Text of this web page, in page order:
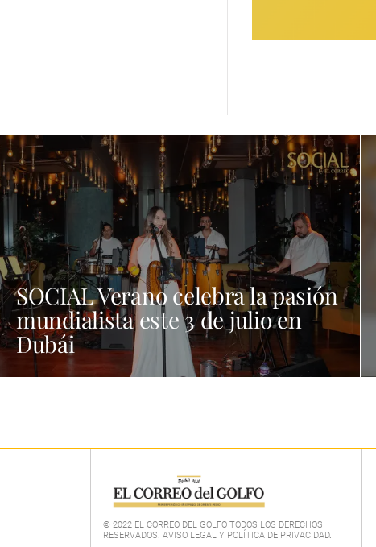
SOCIAL Verano celebra la pasión
mundialista este 3 de julio en
Dubái
© 2022 EL CORREO DEL GOLFO TODOS LOS DERECHOS
RESERVADOS. AVISO LEGAL Y POLÍTICA DE PRIVACIDAD.